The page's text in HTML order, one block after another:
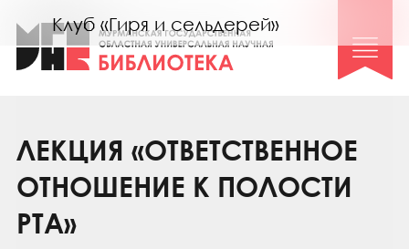
Клуб «Гиря и сельдерей»
Клуб «Семейный архив»
Коллегам
Контакты
ЛЕКЦИЯ «ОТВЕТСТВЕННОЕ
ОТНОШЕНИЕ К ПОЛОСТИ
РТА»